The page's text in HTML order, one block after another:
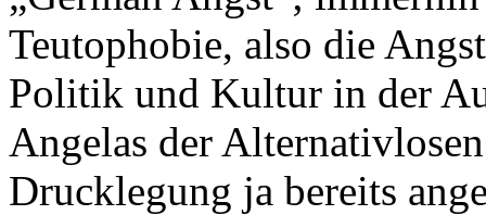
Teutophobie, also die
Politik und Kultur in der
Angelas der
Drucklegung ja bereits